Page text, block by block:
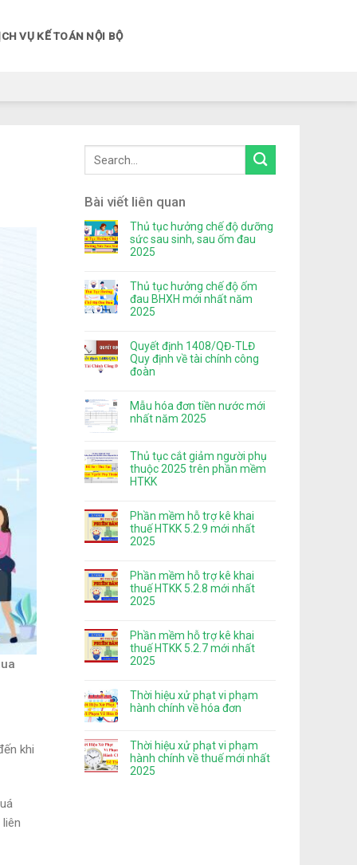
VỤ KẾ TOÁN NỘI BỘ
khi
Bài viết liên quan
Thủ tục hưởng chế độ dưỡng
sức sau sinh, sau ốm đau
2025
Thủ tục hưởng chế độ ốm
đau BHXH mới nhất năm
2025
Quyết định 1408/QĐ-TLĐ
Quy định về tài chính công
đoàn
Mẫu hóa đơn tiền nước mới
nhất năm 2025
Thủ tục cắt giảm người phụ
thuộc 2025 trên phần mềm
HTKK
Phần mềm hỗ trợ kê khai
thuế HTKK 5.2.9 mới nhất
2025
Phần mềm hỗ trợ kê khai
thuế HTKK 5.2.8 mới nhất
2025
Phần mềm hỗ trợ kê khai
thuế HTKK 5.2.7 mới nhất
2025
Thời hiệu xử phạt vi phạm
hành chính về hóa đơn
Thời hiệu xử phạt vi phạm
hành chính về thuế mới nhất
2025